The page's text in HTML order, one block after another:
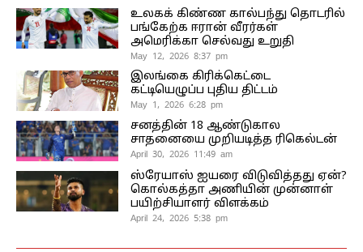
உலகக் கிண்ண கால்பந்து தொடரில்
பங்கேற்க ஈரான் வீரர்கள்
அமெரிக்கா செல்வது உறுதி
May 12, 2026 8:37 pm
இலங்கை கிரிக்கெட்டை
கட்டியெழுப்ப புதிய திட்டம்
May 1, 2026 6:28 pm
சனத்தின் 18 ஆண்டுகால
சாதனையை முறியடித்த ரிகெல்டன்
April 30, 2026 11:49 am
ஸ்ரேயாஸ் ஐயரை விடுவித்தது ஏன்?
கொல்கத்தா அணியின் முன்னாள்
பயிற்சியாளர் விளக்கம்
April 24, 2026 5:38 pm